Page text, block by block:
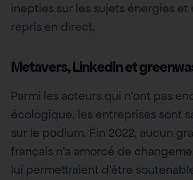
inepties sur les sujets énergies et
repris en direct.
Metavers, Linkedin et
Parmi les acteurs qui n’ont pas
écologique, les entreprises sont
sur le podium. Fin 2022, aucun
français n’a amorcé de
lui permettraient d’être